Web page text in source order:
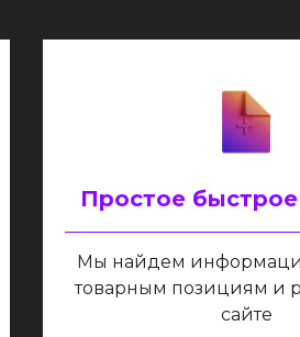
Простое
Мы найдем
товарным позициям и
сайте